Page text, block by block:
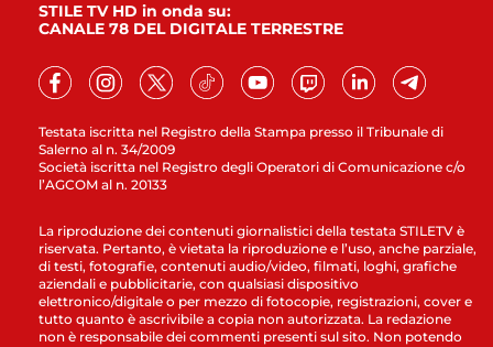
Testata iscritta nel Registro della Stampa presso il Tribunale di
Salerno al n. 34/2009
Società iscritta nel Registro degli Operatori di Comunicazione c/o
l’AGCOM al n. 20133
STILE TV HD in onda su:
CANALE 78 DEL DIGITALE TERRESTRE
La riproduzione dei contenuti giornalistici della testata STILETV è
riservata. Pertanto, è vietata la riproduzione e l’uso, anche parziale,
di testi, fotografie, contenuti audio/video, filmati, loghi, grafiche
aziendali e pubblicitarie, con qualsiasi dispositivo
elettronico/digitale o per mezzo di fotocopie, registrazioni, cover e
tutto quanto è ascrivibile a copia non autorizzata. La redazione
non è responsabile dei commenti presenti sul sito. Non potendo